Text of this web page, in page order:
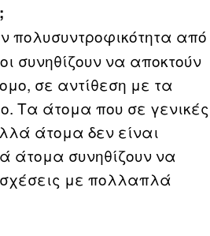
πολυσυντροφικότητα από
συνηθίζουν να αποκτούν
σε αντίθεση με τα
Τα άτομα που σε γενικές
άτομα δεν είναι
άτομα συνηθίζουν να
σχέσεις με πολλαπλά